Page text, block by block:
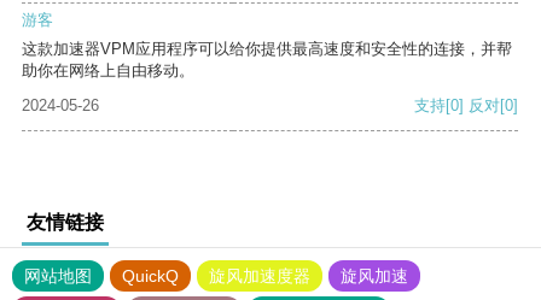
游客
这款加速器VPM应用程序可以给你提供最高速度和安全性的连接，并帮
助你在网络上自由移动。
2024-05-26
支持[0] 反对[0]
友情链接
网站地图 QuickQ 旋风加速度器
旋风加速